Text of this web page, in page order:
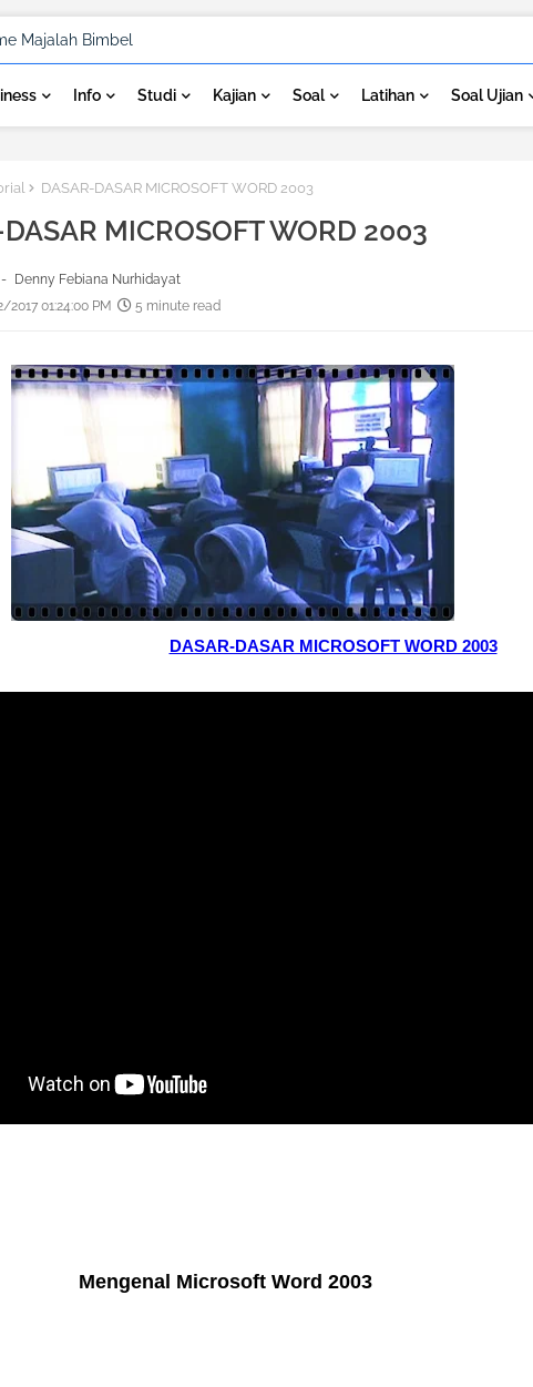
Info Studi Kajian Soal Latihan Soal Ujian
DASAR-DASAR MICROSOFT WORD 2003
MICROSOFT WORD 2003
Denny Febiana Nurhidayat
2017 01:24:00 PM
5 minute read
DASAR-DASAR MICROSOFT WORD 2003
Mengenal Microsoft Word 2003